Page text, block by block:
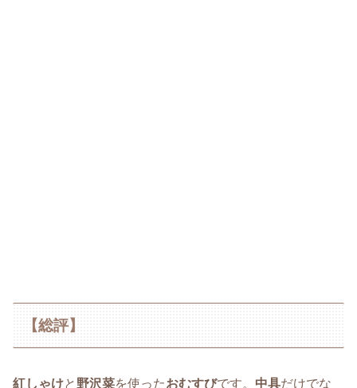
【総評】
紅しゃけと野沢菜を使ったおむすびです。 中具だけでな